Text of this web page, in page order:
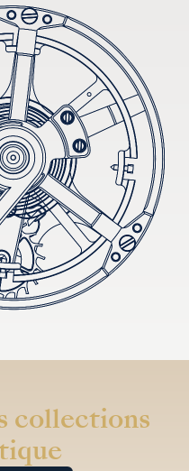
collections